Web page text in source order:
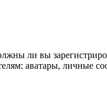
ли вы
аватары, личные